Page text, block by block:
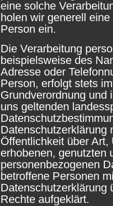
eine solche
holen wir generell
Person ein.
Die Verarbeitung
beispielsweise des
Adresse oder
Person, erfolgt stets
Grundverordnung und
uns geltenden
Datenschutzerklärung
Öffentlichkeit über
erhobenen, genutzten
personenbezogenen
betroffene Personen
Datenschutzerklärung
Rechte aufgeklärt.